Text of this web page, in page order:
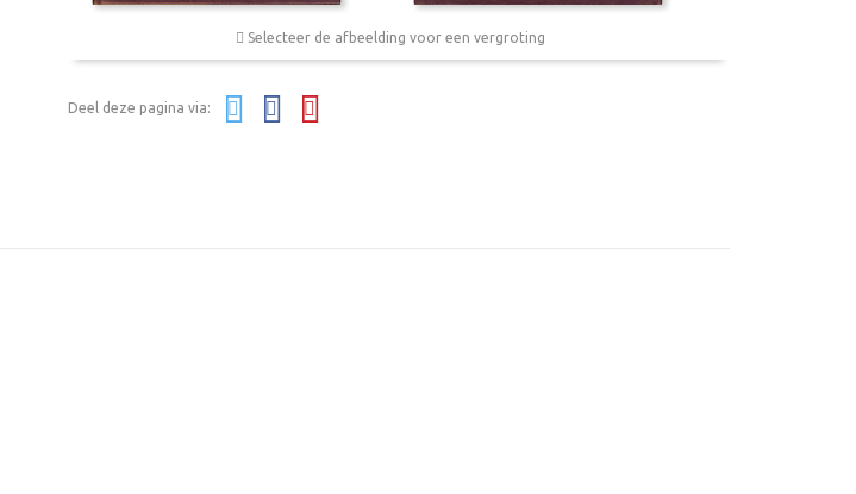
Selecteer de afbeelding voor een vergroting
Deel deze pagina via: